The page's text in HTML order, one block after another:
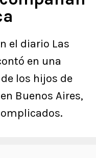
el diario Las
en una
los hijos de
Buenos Aires,